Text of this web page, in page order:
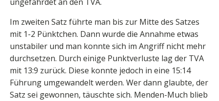
Im zweiten Satz führte man bis zur Mitte des Satzes
mit 1-2 Pünktchen. Dann wurde die Annahme etwas
unstabiler und man konnte sich im Angriff nicht mehr
durchsetzen. Durch einige Punktverluste lag der TVA
mit 13:9 zurück. Diese konnte jedoch in eine 15:14
Führung umgewandelt werden. Wer dann glaubte, der
Satz sei gewonnen, täuschte sich. Menden-Much blieb